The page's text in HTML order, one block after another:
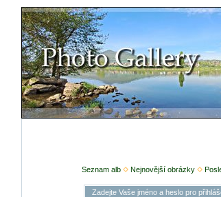
Seznam alb
Nejnovější obrázky
Zadejte Vaše jméno a heslo pro